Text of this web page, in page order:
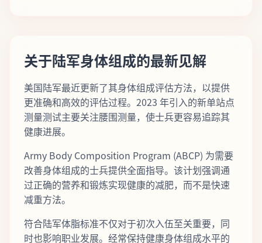
关于陆军身体组成的最新见解
美国陆军最近更新了其身体组成评估方法，以提供
更准确和高效的评估过程。2023 年引入的新单站点
测量测试主要关注腰围测量，使士兵更容易追踪其
健康进展。
Army Body Composition Program (ABCP) 为需要
改善身体组成的士兵提供全面指导。该计划强调通
过正确的营养和锻炼实现健康的减肥，而不是快速
减重方法。
符合陆军体脂标准不仅对于初次入伍至关重要，同
时也影响职业发展。经常保持健康身体组成水平的